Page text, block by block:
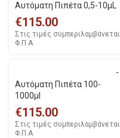
Αυτόματη Πιπέτα 0,5-10μL
€115.00
Στις τιμές συμπεριλαμβάνεται
Φ.Π.Α
Αυτόματη Πιπέτα 100-
1000μl
€115.00
Στις τιμές συμπεριλαμβάνεται
Φ.Π.Α